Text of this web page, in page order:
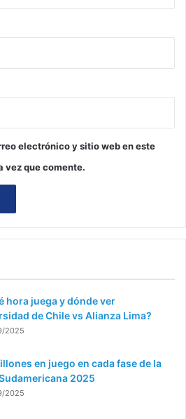
electrónico y sitio web en este
vez que comente.
hora juega y dónde ver
de Chile vs Alianza Lima?
2025
en juego en cada fase de la
2025
2025